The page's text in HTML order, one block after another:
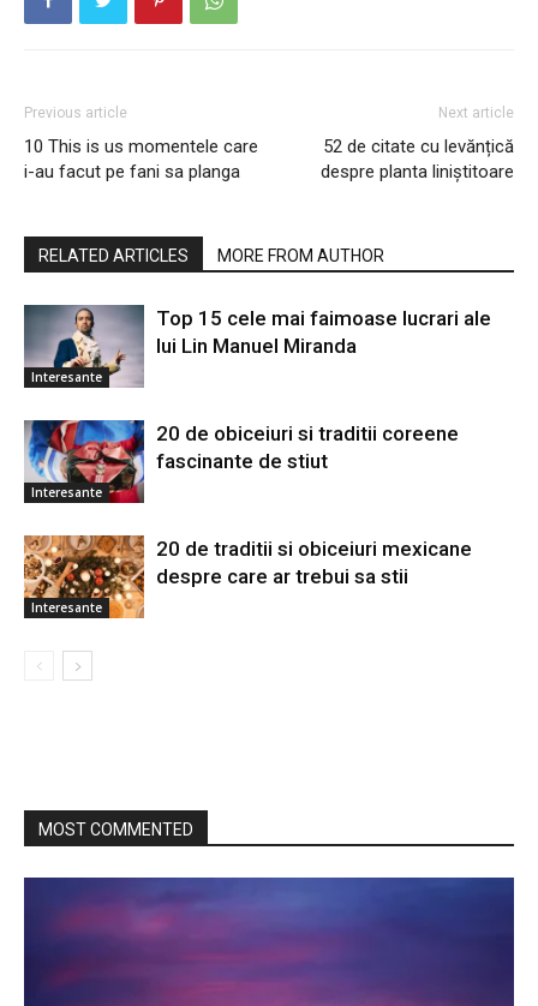
Previous article
10 This is us momentele care
i-au facut pe fani sa planga
Next article
52 de citate cu levănțică
despre planta liniștitoare
RELATED ARTICLES MORE FROM AUTHOR
Interesante
Top 15 cele mai faimoase lucrari ale
lui Lin Manuel Miranda
Interesante
20 de obiceiuri si traditii coreene
fascinante de stiut
Interesante
20 de traditii si obiceiuri mexicane
despre care ar trebui sa stii
MOST COMMENTED